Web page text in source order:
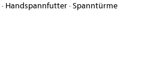
· Handspannfutter·Spanntürme